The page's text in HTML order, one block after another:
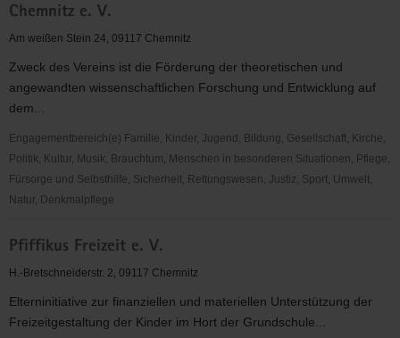
Westsachsen
e.
Chemnitz e. V.
Am weißen Stein 24, 09117 Chemnitz
Zweck des Vereins ist die Förderung der theoretischen und
angewandten wissenschaftlichen Forschung und Entwicklung auf
dem...
Engagementbereich(e) Familie, Kinder, Jugend, Bildung, Gesellschaft, Kirche,
Politik, Kultur, Musik, Brauchtum, Menschen in besonderen Situationen, Pflege,
Fürsorge und Selbsthilfe, Sicherheit, Rettungswesen, Justiz, Sport, Umwelt,
Natur, Denkmalpflege
der
Materialentwicklung
Technologie
Chemnitz
Pfiffikus Freizeit e. V.
H.-Bretschneiderstr. 2, 09117 Chemnitz
Elterninitiative zur finanziellen und materiellen Unterstützung der
Freizeitgestaltung der Kinder im Hort der Grundschule...